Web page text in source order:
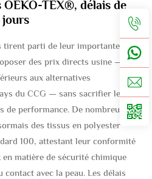
TEX®, délais de
jours
tirent parti de leur importante
des prix directs usine —
aux alternatives
du CCG — sans sacrifier les
performance. De nombreux
des tissus en polyester
100, attestant leur conformité
matière de sécurité chimique
avec la peau. Les délais